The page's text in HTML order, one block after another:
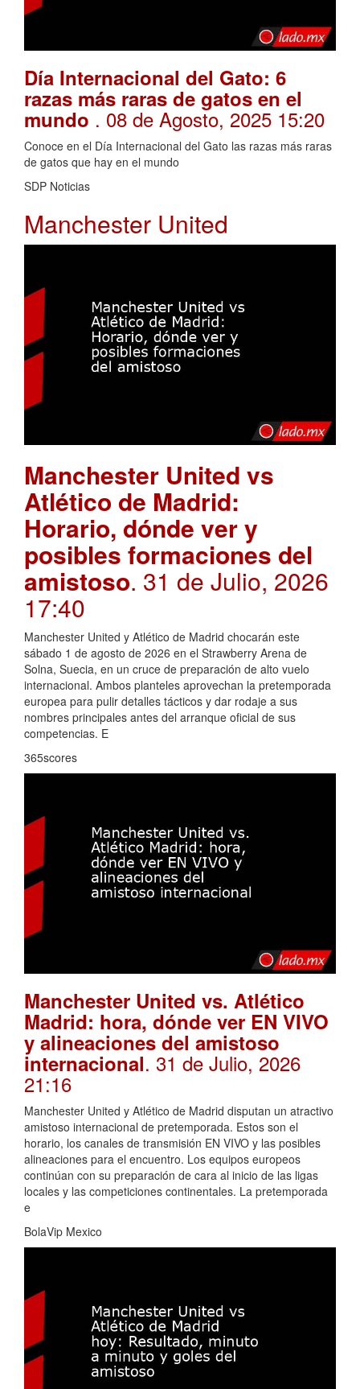
Día Internacional del Gato: 6
razas más raras de gatos en el
mundo . 08 de Agosto, 2025 15:20
Conoce en el Día Internacional del Gato las razas más raras
de gatos que hay en el mundo
SDP Noticias
Manchester United
Manchester United vs
Atlético de Madrid:
Horario, dónde ver y
posibles formaciones del
amistoso. 31 de Julio, 2026
17:40
Manchester United y Atlético de Madrid chocarán este
sábado 1 de agosto de 2026 en el Strawberry Arena de
Solna, Suecia, en un cruce de preparación de alto vuelo
internacional. Ambos planteles aprovechan la pretemporada
europea para pulir detalles tácticos y dar rodaje a sus
nombres principales antes del arranque oficial de sus
competencias. E
365scores
Manchester United vs. Atlético
Madrid: hora, dónde ver EN VIVO
y alineaciones del amistoso
internacional. 31 de Julio, 2026
21:16
Manchester United y Atlético de Madrid disputan un atractivo
amistoso internacional de pretemporada. Estos son el
horario, los canales de transmisión EN VIVO y las posibles
alineaciones para el encuentro. Los equipos europeos
continúan con su preparación de cara al inicio de las ligas
locales y las competiciones continentales. La pretemporada
e
BolaVip Mexico